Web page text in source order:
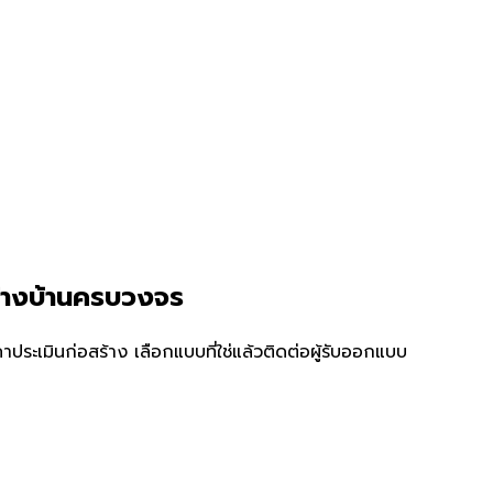
งบ้านครบวงจร
ระเมินก่อสร้าง เลือกแบบที่ใช่แล้วติดต่อผู้รับออกแบบ